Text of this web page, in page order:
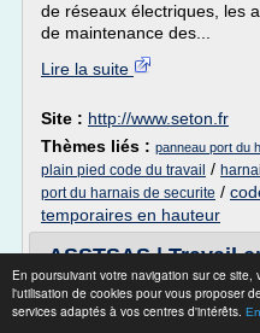
En poursuivant votre navigation sur ce site,
l'utilisation de cookies pour vous proposer
services adaptés à vos centres d'intérêts.
de réseaux électriques, les
de maintenance des...
Lire la suite
Site : http://www.seton.fr
Thèmes liés : panneau port du
plain pied code du travail /
port du harnais de securite /
temporaires en hauteur
ASSTSAS | Travail
Travail en hauteur - SEC
Risques à la sécurité et